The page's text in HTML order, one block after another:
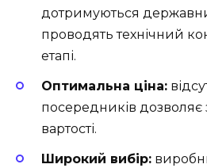
дотримуються
проводять технічний
етапі.
Оптимальна ціна:
посередників
вартості.
Широкий вибір: